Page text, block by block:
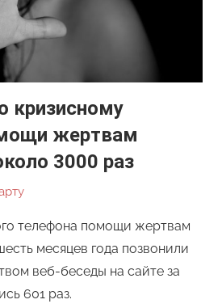
кризисному
жертвам
3000 раз
телефона помощи жертвам
месяцев года позвонили
веб-беседы на сайте за
601 раз.